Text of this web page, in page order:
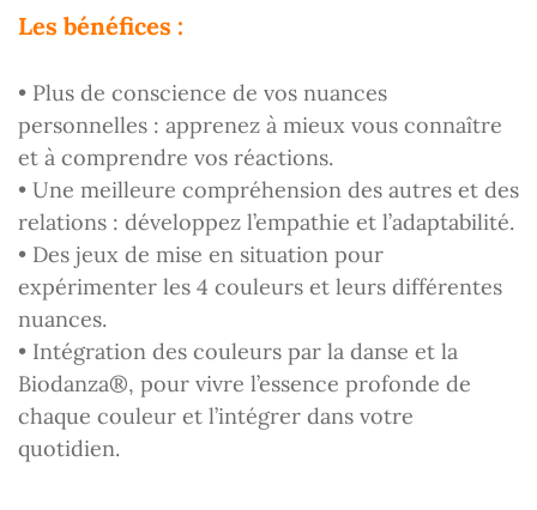
Les bénéfices :
• Plus de conscience de vos nuances
personnelles : apprenez à mieux vous connaître
et à comprendre vos réactions.
• Une meilleure compréhension des autres et des
relations : développez l’empathie et l’adaptabilité.
• Des jeux de mise en situation pour
expérimenter les 4 couleurs et leurs différentes
nuances.
• Intégration des couleurs par la danse et la
Biodanza®, pour vivre l’essence profonde de
chaque couleur et l’intégrer dans votre
quotidien.